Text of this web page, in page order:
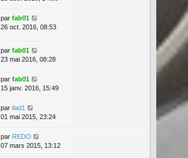
par fab01
26 oct. 2016, 08:53
par fab01
23 mai 2016, 08:28
par fab01
15 janv. 2016, 15:49
par ilad1
01 mai 2015, 23:24
par REDO
07 mars 2015, 13:12